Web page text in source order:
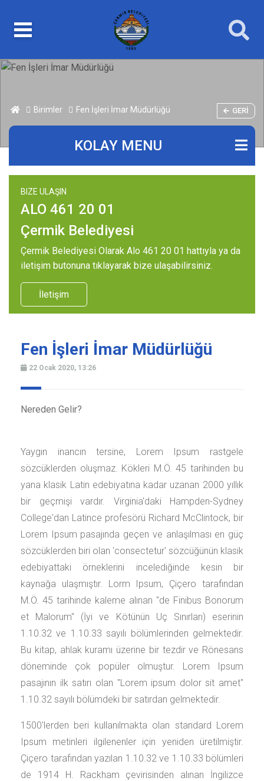
Birimler Fen İşleri İmar Müdürlüğü GERI
KOLAY MENU
BIZE ULAŞIN
ALO 461 20 01
Çermik Belediyesi
Çermik Belediyesi Olarak Alo 461 20 01 hattıyla ya da
iletişim butonuna tıklayarak bize ulaşabilirsiniz.
İletişim
Fen İşleri İmar Müdürlüğü
22 Ocak 2020, 13:26
Nereden Gelir?
Yaygın inancın tersine, Lorem Ipsum rastgele
sözcüklerden oluşmaz. Kökleri M.Ö. 45 tarihinden bu
yana klasik Latin edebiyatına kadar uzanan 2000 yıllık
bir geçmişi vardır. Virginia'daki Hampden-Sydney
College'dan Latince profesörü Richard McClintock, bir
Lorem Ipsum pasajında geçen ve anlaşılması en güç
sözcüklerden biri olan 'consectetur' sözcüğünün klasik
edebiyattaki örneklerini incelediğinde kesin bir
kaynağa ulaşmıştır. Lorm Ipsum, Çiçero tarafından
M.Ö. 45 tarihinde kaleme alınan "de Finibus Bonorum
et Malorum" (İyi ve Kötünün Uç Sınırları) eserinin
1.10.32 ve 1.10.33 sayılı bölümlerinden gelmektedir.
Bu kitap, ahlak kuramı üzerine bir tezdir ve Rönesans
döneminde çok popüler olmuştur. Lorem Ipsum
pasajının ilk satırı olan "Lorem ipsum dolor sit amet"
1.10.32 sayılı bölümdeki bir satırdan gelmektedir.
1500'lerden beri kullanılmakta olan standard Lorem
Ipsum metinleri ilgilenenler için yeniden üretilmiştir.
Çiçero tarafından yazılan 1.10.32 ve 1.10.33 bölümleri
de 1914 H. Rackham çevirisinden alınan İngilizce